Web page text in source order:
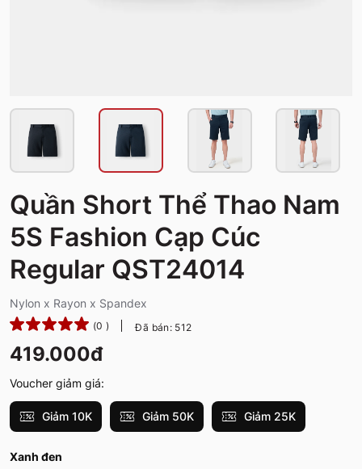
Quần Short Thể Thao Nam
5S Fashion Cạp Cúc
Regular QST24014
Nylon x Rayon x Spandex
(0 ) Đã bán: 512
419.000đ
Voucher giảm giá:
Giảm 10K Giảm 50K Giảm 25K
Xanh đen